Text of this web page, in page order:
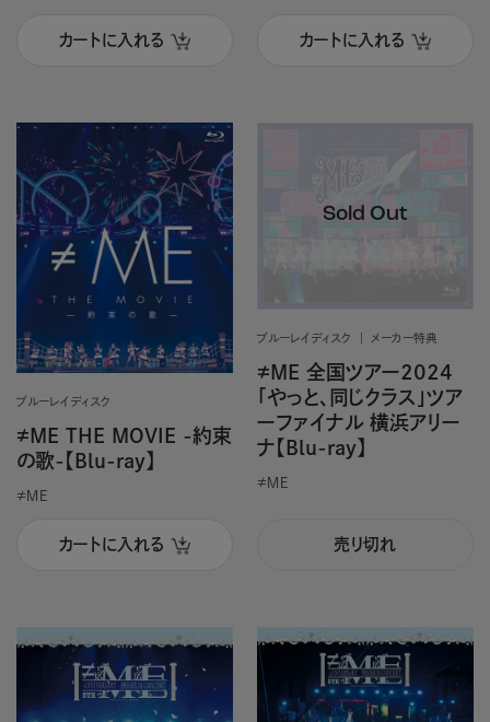
カートに入れる カートに入れる
ブルーレイディスク
≠ME THE MOVIE -約束
の歌-【Blu-ray】
≠ＭＥ
カートに入れる
ブルーレイディスク メーカー特典
≠ME 全国ツアー2024
「やっと、同じクラス」ツア
ーファイナル 横浜アリー
ナ【Blu-ray】
≠ＭＥ
売り切れ